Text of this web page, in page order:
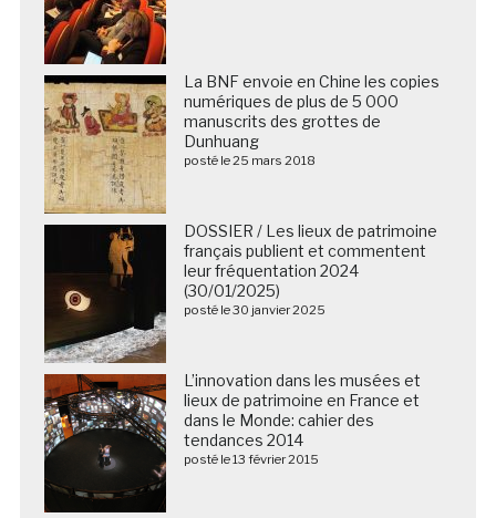
La BNF envoie en Chine les copies
numériques de plus de 5 000
manuscrits des grottes de
Dunhuang
posté le 25 mars 2018
DOSSIER / Les lieux de patrimoine
français publient et commentent
leur fréquentation 2024
(30/01/2025)
posté le 30 janvier 2025
L’innovation dans les musées et
lieux de patrimoine en France et
dans le Monde: cahier des
tendances 2014
posté le 13 février 2015